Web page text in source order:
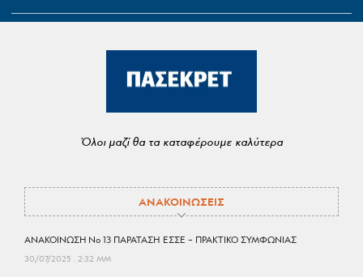
Όλοι μαζί θα τα καταφέρουμε καλύτερα
ΑΝΑΚΟΙΝΩΣΕΙΣ
ΑΝΑΚΟΙΝΩΣΗ No 13 ΠΑΡΑΤΑΣΗ ΕΣΣΕ – ΠΡΑΚΤΙΚΟ ΣΥΜΦΩΝΙΑΣ
30/07/2025 2:32 ΜΜ